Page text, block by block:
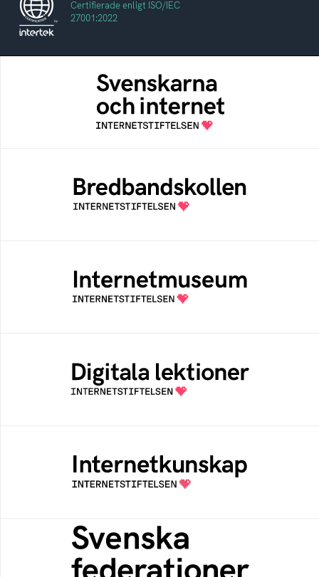
Certifierade enligt ISO/IEC
27001:2022
Svenskarna och internet
En årlig studie av svenska folkets
internetvanor
Bredbandskollen är ett oberoende
konsumentverktyg som drivs av
Internetstiftelsen
Ett digitalt museum som byggts, och kureras
av Internetstiftelsen
Öppen digital lärresurs med färdiga lektioner
för alla stadier i grundskolan
Samlad kunskap som hjälper dig att bli en
säker och medveten internetanvändare
Svenska federationer
Grunden för medlemskap i en sektors- eller
kontextspecifik federation